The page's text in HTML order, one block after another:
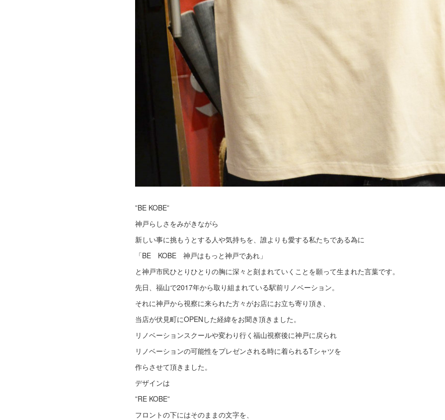
”BE KOBE”
神戸らしさをみがきながら
新しい事に挑もうとする人や気持ちを、誰よりも愛する私たちである為に
「BE KOBE 神戸はもっと神戸であれ」
と神戸市民ひとりひとりの胸に深々と刻まれていくことを願って生まれた言葉です。
先日、福山で2017年から取り組まれている駅前リノベーション。
それに神戸から視察に来られた方々がお店にお立ち寄り頂き、
当店が伏見町にOPENした経緯をお聞き頂きました。
リノベーションスクールや変わり行く福山視察後に神戸に戻られ
リノベーションの可能性をプレゼンされる時に着られるTシャツを
作らさせて頂きました。
デザインは
”RE KOBE”
フロントの下にはそのままの文字を、